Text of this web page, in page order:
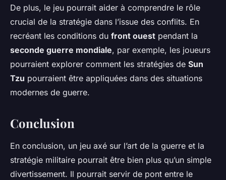
De plus, le jeu pourrait aider à comprendre le rôle
crucial de la stratégie dans l’issue des conflits. En
recréant les conditions du front ouest pendant la
seconde guerre mondiale, par exemple, les joueurs
pourraient explorer comment les stratégies de Sun
Tzu pourraient être appliquées dans des situations
modernes de guerre.
Conclusion
En conclusion, un jeu axé sur l’art de la guerre et la
stratégie militaire pourrait être bien plus qu’un simple
divertissement. Il pourrait servir de pont entre le